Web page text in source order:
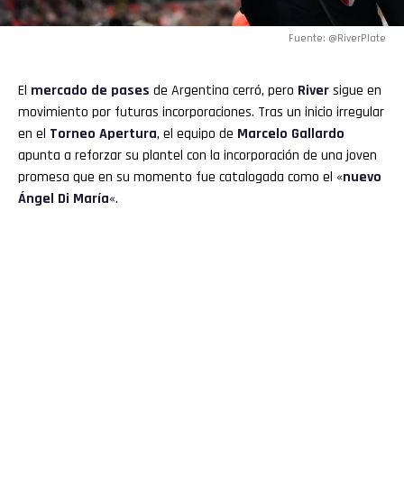
Fuente: @RiverPlate
El mercado de pases de Argentina cerró, pero Riversigue en
movimiento por futuras incorporaciones. Tras un inicio irregular
en el Torneo Apertura, el equipo de Marcelo Gallardo
apunta a reforzar su plantel con la incorporación de una joven
promesa que en su momento fue catalogada como el «nuevo
Ángel Di María«.